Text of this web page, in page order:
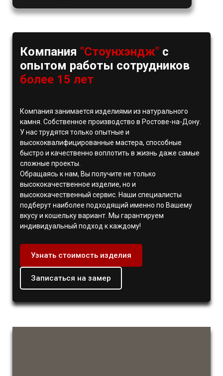
Компания "Стоунхэндж" с
опытом работы сотрудников
более 15 лет
Компания занимается изделиями из натурального
камня. Собственное производство в Ростове-на-Дону.
У нас трудятся только опытные и
высококвалифицированные мастера, способные
быстро и качественно воплотить в жизнь даже самые
сложные проекты.
Обращаясь к нам, Вы получите не только
высококачественное изделие, но и
высококачественный сервис. Наши специалисты
подберут наиболее подходящий именно по Вашему
вкусу и кошельку вариант. Мы гарантируем
индивидуальный подход к каждому!
Узнать стоимость изделия
Записаться на замер